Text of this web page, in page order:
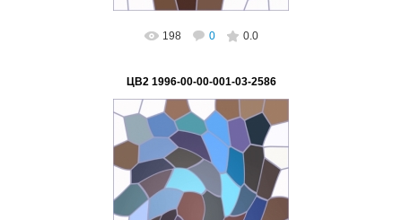
198 0 0.0
ЦВ2 1996-00-00-001-03-2586
02.03.2023